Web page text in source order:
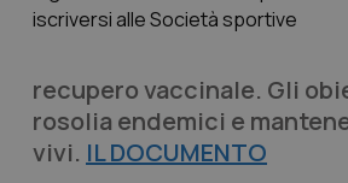
recupero vaccinale. Gli
rosolia endemici e
vivi. IL DOCUMENTO